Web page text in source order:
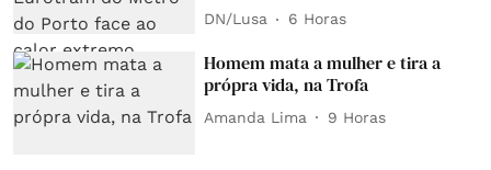
DN/Lusa 6 Horas
Homem mata a mulher e tira a
própra vida, na Trofa
Amanda Lima 9 Horas